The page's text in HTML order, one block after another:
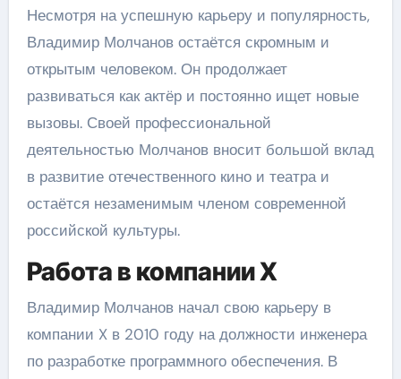
Несмотря на успешную карьеру и популярность,
Владимир Молчанов остаётся скромным и
открытым человеком. Он продолжает
развиваться как актёр и постоянно ищет новые
вызовы. Своей профессиональной
деятельностью Молчанов вносит большой вклад
в развитие отечественного кино и театра и
остаётся незаменимым членом современной
российской культуры.
Работа в компании X
Владимир Молчанов начал свою карьеру в
компании X в 2010 году на должности инженера
по разработке программного обеспечения. В